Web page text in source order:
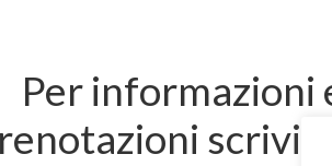
Per informazioni
scrivimi